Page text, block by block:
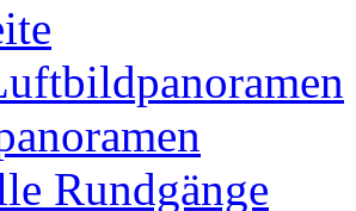
Rundgänge